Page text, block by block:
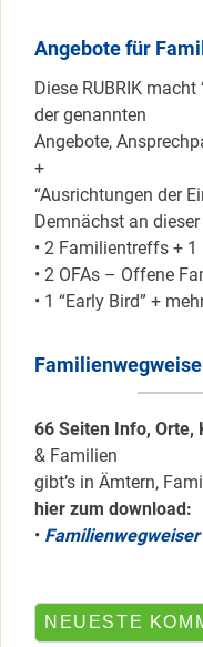
Angebote für
Diese RUBRIK macht
der genannten
Angebote,
+
“Ausrichtungen der
Demnächst an dieser
• 2 Familientreffs +
• 2 OFAs – Offene
• 1 “Early Bird” +
66 Seiten Info, Orte,
& Familien
gibt’s in Ämtern,
hier zum download:
•
NEUESTE